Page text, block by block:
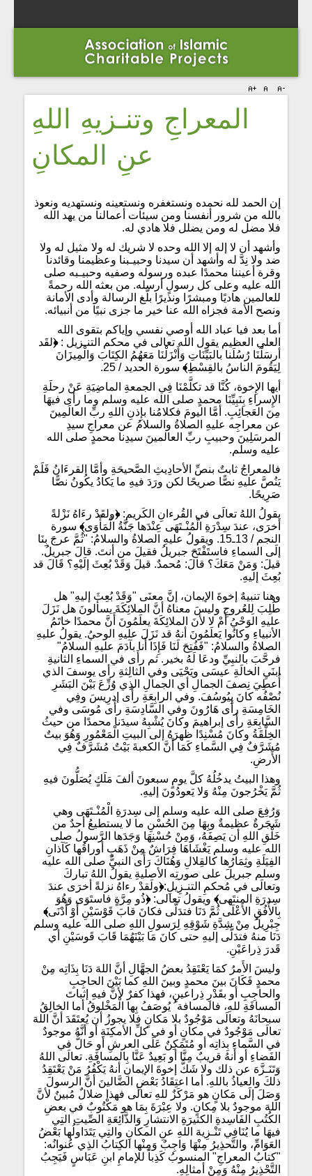
المعراجِ وتنـزيهِ اللهِ
عنِ المكانِ
إن الحمد لله نحمده ونستغفره ونستعينه ونستهديه ونعوذ
بالله من شرور أنفسنا ومن سيئات أعمالنا من يهد الله
فلا مضل له ومن يضلل فلا هادي له.
وأشهد أن لا إله إلا الله وحده لا شريك له ولا مثيل له ولا
ضد ولا نِدَّ له وأشهد أن سيدنا وحبيـبنا وعظيمنا وقائدنا
وقرة أعيننا محمدًا عبده ورسوله وصفيه وحبيـبه صلى
الله عليه وعلى كل رسولٍ أرسله. من بعثه الله رحمةً
للعالمين هاديًا ومبشرًا ونذيرًا بلّغ الرسالة وأدى الأمانة
ونصح الأمة فجزاه الله عنا خير ما جزى نبيًا من أنبيائه.
أما بعد فيا عباد الله أوصي نفسي وإياكم بتقوى الله
العلي العظيم يقول الله تعالى في محكم التنـزيل :﴿لقَد
أرسَلْنَا رُسُلَنا بالبَيِّنَاتِ وَأَنْزَلْنَا مَعَهُمُ الكِتَابَ وَالْمِيزَانَ
لِيَقُومَ الناسُ بالقِسْطِ﴾ سورة الحديد / 25.
أيها الإِخوة، كُنَّا قد تكلَّمْنَا فِي الجمعةِ الماضِيَةِ عَنْ رحلَةِ
الإِسراءِ بِنَبِيِّنَا محمدٍ صلى الله عليه وسلم وما رأى فيهَا
مِنَ العَجائِبِ. أمَّا اليومَ فكلامُنا بإِذنِ اللهِ ربِّ العالَمِينَ
عن معراجِه عليهِ الصلاةُ والسلامُ عن معراجِ سيدِ
المرسَلِينَ وحبيبِ ربِّ العالمينَ سيدِنا محمدٍ صلى الله
عليه وسلم.
فالمعراجُ ثابتٌ بنصِّ الأحادِيثِ الصَّحيحَةِ وأمَّا القرءَانُ فَلَمْ
يَنُصَّ عليهِ نصًّا صريحًا لكن ورَدَ فيهِ ما يَكادُ يكُونُ نصًّا
صَرِيحًا.
يقولُ اللهُ تعالَى في القُرءانِ الكَريمِ:﴿ولقَدْ رءَاهُ نَزْلةً
أخرَى، عندَ سِدْرَةِ الْمُنْـتَهَى عِنْدَها جَنَّةُ الْمَأْوَى﴾ سورة
النجم / 13ـ15. ويقولُ عليهِ الصلاةُ والسلامُ: "ثُمَّ عرجَ بِنَا
إلَى السماءِ فاستَفْتَحَ جبريلُ فقيلَ من أنتَ. قالَ جبريلُ.
قيلَ: وَمَنْ مَعَكَ؟ قالَ: مُحمدٌ. قيلَ وَقَدْ بُعِثَ إلَيْهِ؟ قَالَ قد
بُعِثَ إليهِ.
وهنا تنبيهٌ إخوةَ الإيمان، إنَّ معنَى "وَقَدْ بُعِثَ إليهِ" هل
طُلِبَ لِلعُروجِ وليسَ معناهُ أنَّ الملائِكَةَ يسألونَ هل نَزَلَ
عليهِ الوَحْيُ أَمْ لا لأنَ الملائِكَةَ يعلَمُونَ أَنَّ محمدًا خاتَمُ
الأنبياءِ وكانُوا يَعلَمُونَ أنهُ قد نَزَلَ عليهِ الوحيُ. يقولُ عليهِ
الصلاةُ والسلامُ: "فَفُتِحَ لَنَا فَإِذَا أَنا بآدَمَ عليهِ السلامُ"
فرحَّبَ بالنبِيِّ ودعَا لَهُ بخير. ثم رأَى في السماءِ الثانيةِ
ابنَيِ الخالَةِ عيسَى ويَحْيَى وفي الثالِثةِ رأى يوسفَ الذي
أُعطِيَ نِصفَ الجمالِ أي الجمالِ الذِي وُزِّعَ بَيْنَ البَشَرِ
نُصْفُه كانَ بِيُوسُفَ. وفي الرابِعَةِ رأَى إدرِيسَ وفِي
الخَامِسَةِ رأَى هَارُونَ وفي السَّادِسَةِ رأَى مُوسَى وفي
السَّابِعَةِ رأَى إبراهيمَ وكانَ يُشْبِهُ سيدَنا محمدًا من حيثُ
الخِلْقَةُ وكانَ مُسْنِدًا ظهرَهُ إلى البيتِ الْمَعْمُورِ وَهُوَ بيتٌ
مُشَرَّفٌ فِي السَّماءِ كَمَا أَنَّ الكعبةَ بَيْتٌ مُشَرَّفٌ فِي
الأَرضِ.
وهذا البيتُ يدخُلُهُ كلَّ يومٍ سبعونَ ألفَ مَلَكٍ يُصَلُّونَ فيهِ
ثُمَّ يَخْرُجونَ مِنْهُ وَلا يَعودُونَ إليهِ.
وَرُفِعَ صلى الله عليه وسلم إلى سِدرَةِ الْمُنْـتَهَى وهي
شَجَرةٌ عظيمةٌ وبِهَا مِنَ الحُسْنِ ما لا يستطيعُ أحدٌ من
خَلْقِ اللهِ أن يَصِفَهُ، وَمِنْ حُسْنِهَا وَجَدَها الرَّسولُ صلى
الله عليه وسلم يَغْشَاهَا فِرَاشٌ مِنْ ذَهَبٍ أوراقُها كَآذانِ
الفِيَلَةِ وثِمَارُها كالقِلالِ وَهُنَاكَ رَأَى النبيُّ صلى الله عليه
وسلم جبريلَ على صورتِه الأصليةِ يقولُ اللهُ تباركَ
وتعالَى في مُحكمِ التنـزِيلِ:﴿ولَقدْ رءاهُ نزلةً أخرَى عندَ
سِدرَةِ المنتَهى﴾ ويقولُ تعالى:﴿ذُو مِرَّةٍ فاستَوَى وَهُوَ
بِالأُفُقِ الأَعْلَى ثُمَّ دَنَا فتدَلَّى فكانَ قابَ قَوْسَيْنِ أَوْ أَدْنَى﴾
جِبْرِيلُ مِنْ شِدَّةِ شَوْقِهِ لِرَسولِ اللهِ صلى الله عليه وسلم
دَنَا منهُ فتدَلَّى إليهِ حتى كانَ مَا بَيْنَهُمَا قَابَ قَوسَيْنِ أي
قَدرَ ذِراعَيْنِ.
وليسَ الأَمرُ كمَا يَعْتَقِدُ بعضُ الجهَّالِ أنَّ اللهَ دَنَا بِذَاتِه مِنْ
محمدٍ فَكَانَ بينَ محمدٍ وبينَ اللهِ كما بَيْنَ الحاجِبِ
والحاجِبِ أو بقَدْرِ ذِراعينِ، فهذا كفرٌ لأنَّ فيهِ إثباتَ
المسافَةِ للهِ، فالمسافة ُ يُوصَفُ بِها الْمَخْلوقُ أما الخالِقُ
سبحانَهُ وتعالَى مَوْجُودٌ بلا مَكانٍ فلا يجوزُ أن يُعتَقَدَ أنَّ اللهَ
تعالَى مَوْجُودٌ في مكانٍ أو في كلِّ الأمكِنَةِ أو أنَّهُ موجودٌ
في السَّماءِ بِذاتِه أو مُتَمَكِنٌ عَلَى العرشِ أو حَالٌّ في
الفَضاءِ أو أنهُ قريبٌ مِنَّا أو بَعِيدٌ عَنَّا بِالمسافَةِ. تعالَى اللهُ
وَتَنَـزَّهَ عن ذلك ولا شَكَّ إخوةَ الإيمانِ أنهُ يَكْفُرُ مَنْ يَعْتَقِدُ
ذلكَ والعياذُ باللهِ. أما اعتِقَادُ بَعْضِ الضَّالينَ أنَّ الرسولَ
وَصَلَ إلَى مَكانٍ هو مَرْكَزٌ للهِ تعالَى فهذا ضلالٌ مُبينٌ لأنَّ
اللهَ موجودٌ بلا مِكانٍ. ولا عِبْرَةَ بِمَا هو مَكْتُوبٌ في بعضِ
الكُتُبِ الفَاسِدةِ الكثيرَةِ الانتشارِ وَالذَّائِعَةِ الصِّيتِ التِي
فيهَا ما يُنَافِي تَنْـزِيهَ اللهِ عنِ المكانِ والتِي يَتَدَاولُها بَعْضُ
العَوَامِّ، والتَّحذِيرُ مِنْهَا وَاجِبٌ وَمِنْها الكِتابُ الذِي عُنوانُه:
"كتابُ المعراجِ" المنسوبُ كَذِباً للإمامِ ابنِ عَبَاسٍ فَيَجِبُ
التَّحْذِيرُ مِنْهُ وَمِنْ أمثالِهِ.